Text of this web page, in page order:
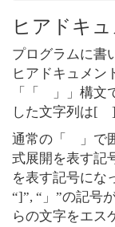
ヒアドキュ
プログラムに書
ヒアドキュメン
「「 」」構文
した文字列は[ ]
通常の「 」で
式展開を表す記
を表す記号に
“]”, “」”の記号
らの文字をエス